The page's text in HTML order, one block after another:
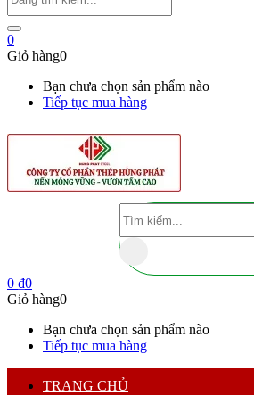
0
Giỏ hàng0
Bạn chưa chọn sản phẩm nào
Tiếp tục mua hàng
0 ₫0
Giỏ hàng0
Bạn chưa chọn sản phẩm nào
Tiếp tục mua hàng
TRANG CHỦ